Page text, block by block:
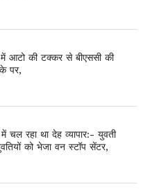
आटो की टक्कर से बीएससी की
पर,
चल रहा था देह व्यापार:- युवती
को भेजा वन स्टॉप सेंटर,